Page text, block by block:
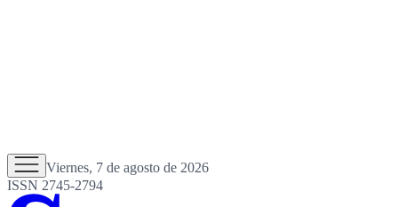
Viernes, 7 de agosto de 2026
ISSN 2745-2794